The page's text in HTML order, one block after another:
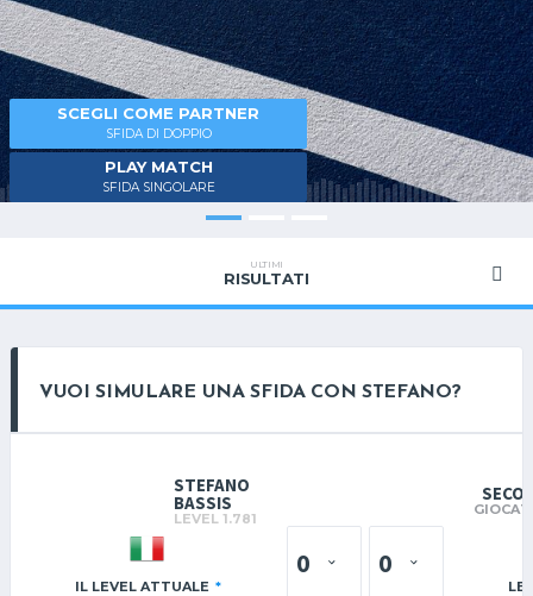
SCEGLI COME PARTNER
SFIDA DI DOPPIO
PLAY MATCH
SFIDA SINGOLARE
ULTIMI
RISULTATI
VUOI SIMULARE UNA SFIDA CON STEFANO?
STEFANO
BASSIS
LEVEL 1.781
IL LEVEL ATTUALE *